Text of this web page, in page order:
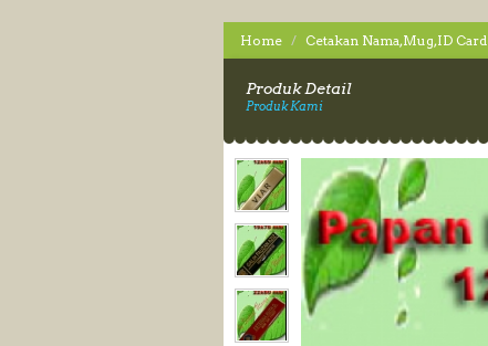
Home Cetakan Nama,Mug,ID Card
Produk Detail
Produk Kami